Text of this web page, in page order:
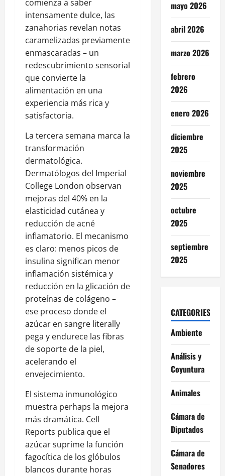
comienza a saber
intensamente dulce, las
zanahorias revelan notas
caramelizadas previamente
enmascaradas – un
redescubrimiento sensorial
que convierte la
alimentación en una
experiencia más rica y
satisfactoria.
La tercera semana marca la
transformación
dermatológica.
Dermatólogos del Imperial
College London observan
mejoras del 40% en la
elasticidad cutánea y
reducción de acné
inflamatorio. El mecanismo
es claro: menos picos de
insulina significan menor
inflamación sistémica y
reducción en la glicación de
proteínas de colágeno –
ese proceso donde el
azúcar en sangre literally
pega y endurece las fibras
de soporte de la piel,
acelerando el
envejecimiento.
El sistema inmunológico
muestra perhaps la mejora
más dramática. Cell
Reports publica que el
azúcar suprime la función
fagocítica de los glóbulos
blancos durante horas
mayo 2026
abril 2026
marzo 2026
febrero
2026
enero 2026
diciembre
2025
noviembre
2025
octubre
2025
septiembre
2025
CATEGORIES
Ambiente
Análisis y
Coyuntura
Animales
Cámara de
Diputados
Cámara de
Senadores